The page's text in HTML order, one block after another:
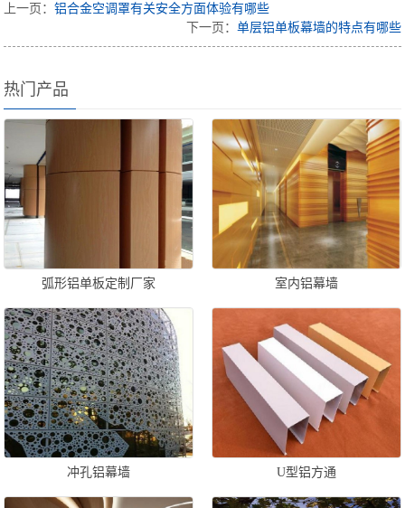
上一页：铝合金空调罩有关安全方面体验有哪些
下一页： 单层铝单板幕墙的特点有哪些
热门产品
弧形铝单板定制厂家 室内铝幕墙
冲孔铝幕墙 U型铝方通